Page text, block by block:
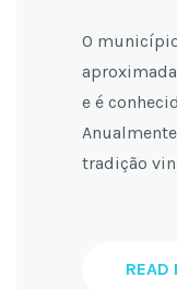
O
e é
tradição
READ